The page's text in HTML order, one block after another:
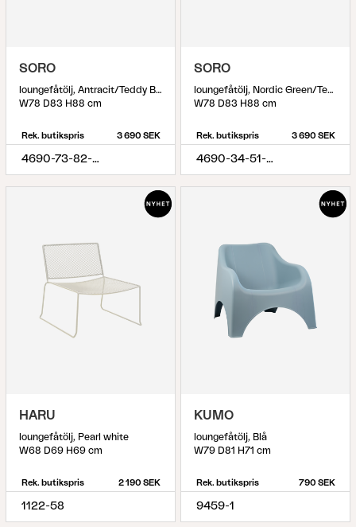
SORO
loungefåtölj, Antracit/Teddy Black
W78 D83 H88 cm
Rek. butikspris 3 690 SEK
4690-73-82-888
SORO
loungefåtölj, Nordic Green/Teddy Verde
W78 D83 H88 cm
Rek. butikspris 3 690 SEK
4690-34-51-388
HARU
loungefåtölj, Pearl white
W68 D69 H69 cm
Rek. butikspris 2 190 SEK
1122-58
KUMO
loungefåtölj, Blå
W79 D81 H71 cm
Rek. butikspris 790 SEK
9459-1